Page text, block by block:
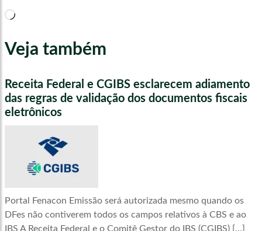
Carregando...
Veja também
Receita Federal e CGIBS esclarecem adiamento
das regras de validação dos documentos fiscais
eletrônicos
Portal Fenacon Emissão será autorizada mesmo quando os
DFes não contiverem todos os campos relativos à CBS e ao
IBS A Receita Federal e o Comitê Gestor do IBS (CGIBS) […]